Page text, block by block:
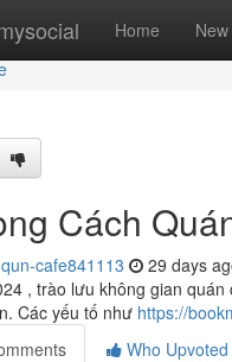
Home New
Cách
cafe841113 29 days
, trào lưu không gian
Các yếu tố như https://
Who Upvoted